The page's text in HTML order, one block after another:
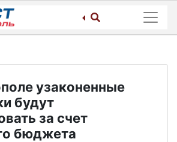
узаконенные
будут
за счет
бюджета